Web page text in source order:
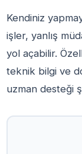
Kendiniz
işler, yanlış
yol açabilir.
teknik bilgi ve
uzman desteği